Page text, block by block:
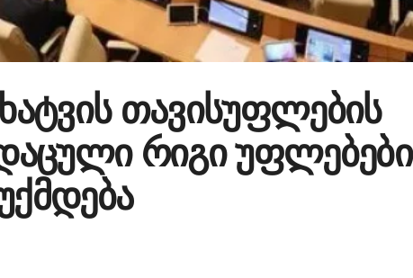
თავისუფლების
დაცული რიგი უფლებები